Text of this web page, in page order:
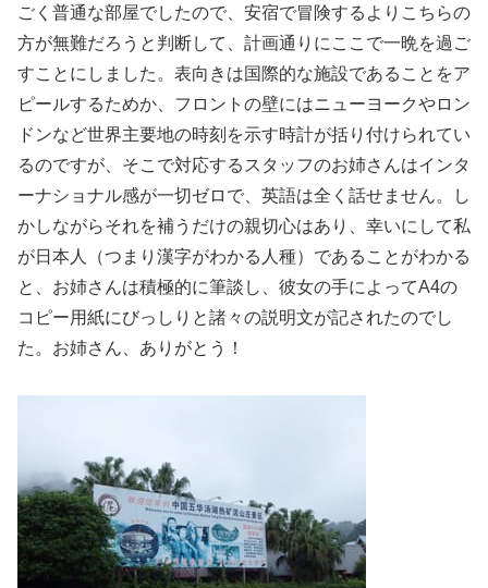
ごく普通な部屋でしたので、安宿で冒険するよりこちらの
方が無難だろうと判断して、計画通りにここで一晩を過ご
すことにしました。表向きは国際的な施設であることをア
ピールするためか、フロントの壁にはニューヨークやロン
ドンなど世界主要地の時刻を示す時計が括り付けられてい
るのですが、そこで対応するスタッフのお姉さんはインタ
ーナショナル感が一切ゼロで、英語は全く話せません。し
かしながらそれを補うだけの親切心はあり、幸いにして私
が日本人（つまり漢字がわかる人種）であることがわかる
と、お姉さんは積極的に筆談し、彼女の手によってA4の
コピー用紙にびっしりと諸々の説明文が記されたのでし
た。お姉さん、ありがとう！